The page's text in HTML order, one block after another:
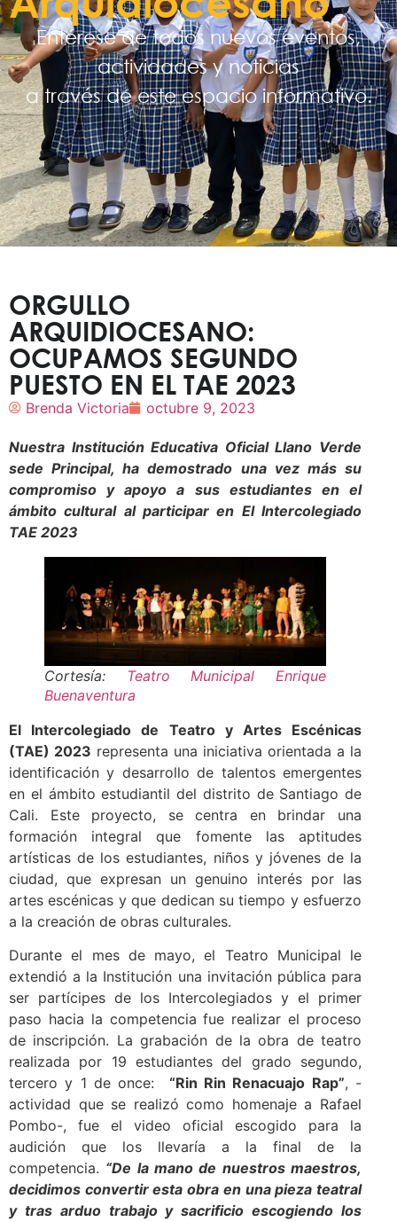
Entérese de todos nuevos eventos,
actividades y noticias
a través de este espacio informativo.
ORGULLO
ARQUIDIOCESANO:
OCUPAMOS SEGUNDO
PUESTO EN EL TAE 2023
Brenda Victoria octubre 9, 2023
Nuestra Institución Educativa Oficial Llano Verde
sede Principal, ha demostrado una vez más su
compromiso y apoyo a sus estudiantes en el
ámbito cultural al participar en El Intercolegiado
TAE 2023
Cortesía: Teatro Municipal Enrique
Buenaventura
El Intercolegiado de Teatro y Artes Escénicas
(TAE) 2023 representa una iniciativa orientada a la
identificación y desarrollo de talentos emergentes
en el ámbito estudiantil del distrito de Santiago de
Cali. Este proyecto, se centra en brindar una
formación integral que fomente las aptitudes
artísticas de los estudiantes, niños y jóvenes de la
ciudad, que expresan un genuino interés por las
artes escénicas y que dedican su tiempo y esfuerzo
a la creación de obras culturales.
Durante el mes de mayo, el Teatro Municipal le
extendió a la Institución una invitación pública para
ser partícipes de los Intercolegiados y el primer
paso hacia la competencia fue realizar el proceso
de inscripción. La grabación de la obra de teatro
realizada por 19 estudiantes del grado segundo,
tercero y 1 de once: “Rin Rin Renacuajo Rap”, -
actividad que se realizó como homenaje a Rafael
Pombo-, fue el video oficial escogido para la
audición que los llevaría a la final de la
competencia. “De la mano de nuestros maestros,
decidimos convertir esta obra en una pieza teatral
y tras arduo trabajo y sacrificio escogiendo los